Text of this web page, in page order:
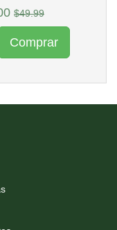
$49.99
Comprar